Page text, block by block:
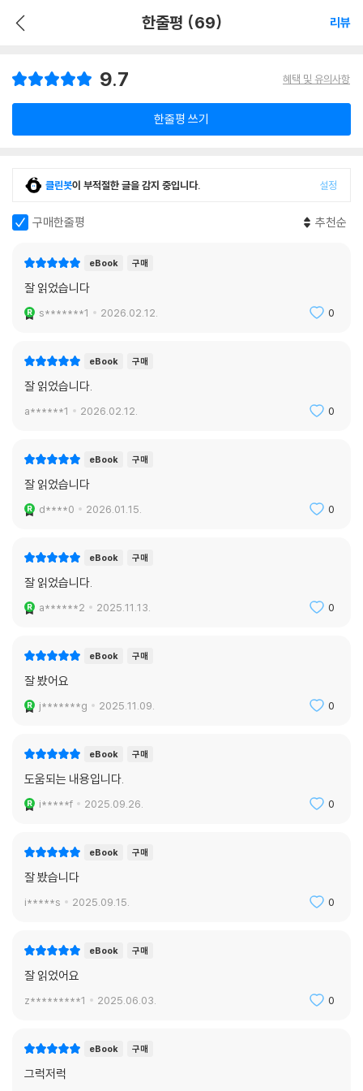
한줄평 (69) 리뷰
9.7 혜택 및 유의사항
한줄평 쓰기
클린봇이 부적절한 글을 감지 중입니다. 설정
구매한줄평 추천순
eBook 구매
잘 읽었습니다
s*******1 2026.02.12. 0
eBook 구매
잘 읽었습니다.
a******1 2026.02.12. 0
eBook 구매
잘 읽었습니다
d****0 2026.01.15. 0
eBook 구매
잘 읽었습니다.
a******2 2025.11.13. 0
eBook 구매
잘 봤어요
j*******g 2025.11.09. 0
eBook 구매
도움되는 내용입니다.
i*****f 2025.09.26. 0
eBook 구매
잘 봤습니다
i*****s 2025.09.15. 0
eBook 구매
잘 읽었어요
z*********1 2025.06.03. 0
eBook 구매
그럭저럭